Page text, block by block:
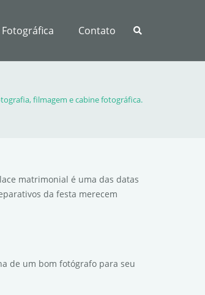
Contato
filmagem e cabine fotográfica.
matrimonial é uma das datas
da festa merecem
de um bom fotógrafo para seu